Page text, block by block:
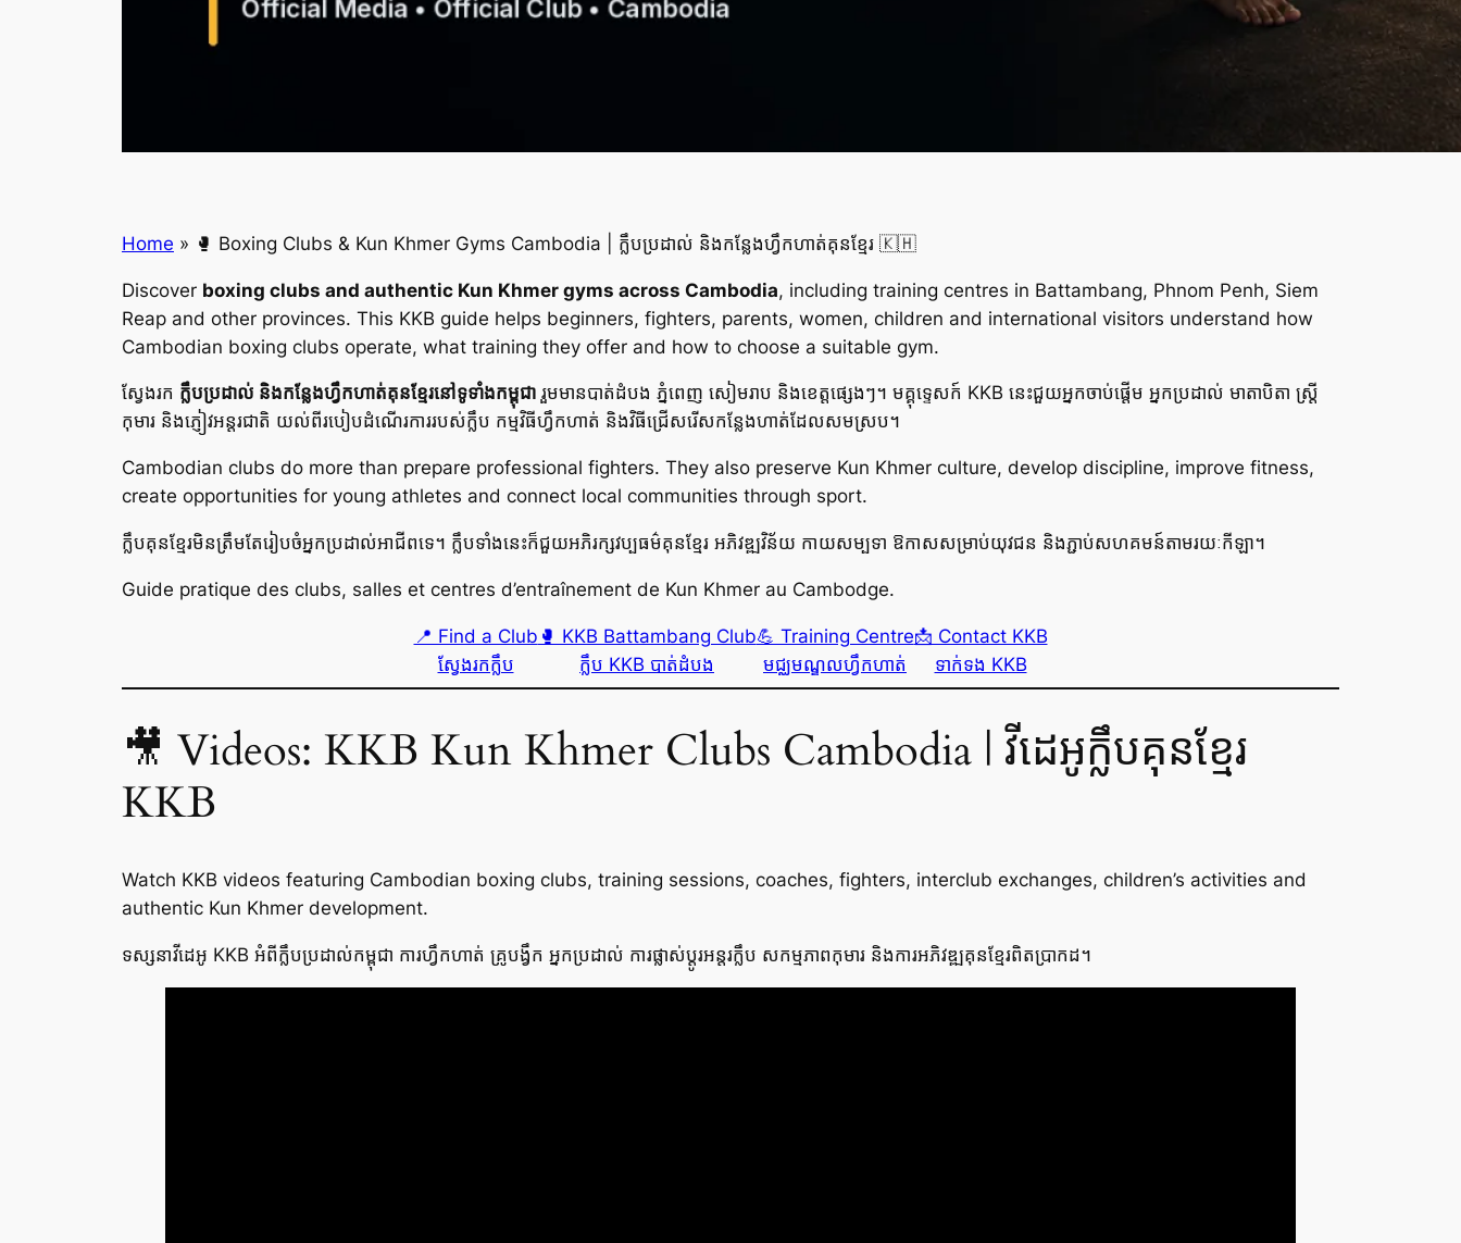
Home » 🥊 Boxing Clubs & Kun Khmer Gyms Cambodia | ក្លឹបប្រដាល់ និងកន្លែងហ្វឹកហាត់គុនខ្មែរ 🇰🇭
Discover boxing clubs and authentic Kun Khmer gyms across Cambodia, including training centres in Battambang, Phnom Penh, Siem
Reap and other provinces. This KKB guide helps beginners, fighters, parents, women, children and international visitors understand how
Cambodian boxing clubs operate, what training they offer and how to choose a suitable gym.
ស្វែងរក ក្លឹបប្រដាល់ និងកន្លែងហ្វឹកហាត់គុនខ្មែរនៅទូទាំងកម្ពុជា រួមមានបាត់ដំបង ភ្នំពេញ សៀមរាប និងខេត្តផ្សេងៗ។ មគ្គុទ្ទេសក៍ KKB នេះជួយអ្នកចាប់ផ្តើម អ្នកប្រដាល់ មាតាបិតា ស្ត្រី
កុមារ និងភ្ញៀវអន្តរជាតិ យល់ពីរបៀបដំណើរការរបស់ក្លឹប កម្មវិធីហ្វឹកហាត់ និងវិធីជ្រើសរើសកន្លែងហាត់ដែលសមស្រប។
Cambodian clubs do more than prepare professional fighters. They also preserve Kun Khmer culture, develop discipline, improve fitness,
create opportunities for young athletes and connect local communities through sport.
ក្លឹបគុនខ្មែរមិនត្រឹមតែរៀបចំអ្នកប្រដាល់អាជីពទេ។ ក្លឹបទាំងនេះក៏ជួយអភិរក្សវប្បធម៌គុនខ្មែរ អភិវឌ្ឍវិន័យ កាយសម្បទា ឱកាសសម្រាប់យុវជន និងភ្ជាប់សហគមន៍តាមរយៈកីឡា។
Guide pratique des clubs, salles et centres d’entraînement de Kun Khmer au Cambodge.
📍 Find a Club
ស្វែងរកក្លឹប
🥊 KKB Battambang Club
ក្លឹប KKB បាត់ដំបង
💪 Training Centre
មជ្ឈមណ្ឌលហ្វឹកហាត់
📩 Contact KKB
ទាក់ទង KKB
🎥 Videos: KKB Kun Khmer Clubs Cambodia | វីដេអូក្លឹបគុនខ្មែរ
KKB
Watch KKB videos featuring Cambodian boxing clubs, training sessions, coaches, fighters, interclub exchanges, children’s activities and
authentic Kun Khmer development.
ទស្សនាវីដេអូ KKB អំពីក្លឹបប្រដាល់កម្ពុជា ការហ្វឹកហាត់ គ្រូបង្វឹក អ្នកប្រដាល់ ការផ្លាស់ប្តូរអន្តរក្លឹប សកម្មភាពកុមារ និងការអភិវឌ្ឍគុនខ្មែរពិតប្រាកដ។